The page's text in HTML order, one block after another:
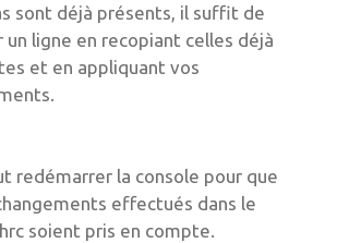
sont déjà présents, il suffit de
un ligne en recopiant celles déjà
et en appliquant vos
redémarrer la console pour que
effectués dans le
soient pris en compte.